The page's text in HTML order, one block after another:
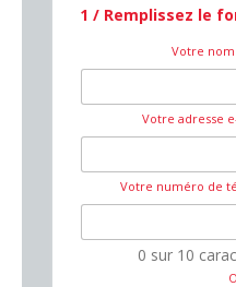
1 / Remplissez le
Votre
Votre adresse
Votre numéro de
0 sur 10